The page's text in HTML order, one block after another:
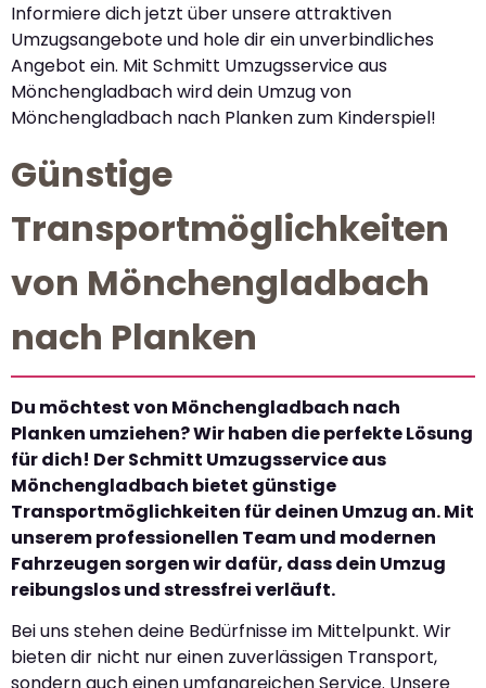
Informiere dich jetzt über unsere attraktiven
Umzugsangebote und hole dir ein unverbindliches
Angebot ein. Mit Schmitt Umzugsservice aus
Mönchengladbach wird dein Umzug von
Mönchengladbach nach Planken zum Kinderspiel!
Günstige
Transportmöglichkeiten
von Mönchengladbach
nach Planken
Du möchtest von Mönchengladbach nach
Planken umziehen? Wir haben die perfekte Lösung
für dich! Der Schmitt Umzugsservice aus
Mönchengladbach bietet günstige
Transportmöglichkeiten für deinen Umzug an. Mit
unserem professionellen Team und modernen
Fahrzeugen sorgen wir dafür, dass dein Umzug
reibungslos und stressfrei verläuft.
Bei uns stehen deine Bedürfnisse im Mittelpunkt. Wir
bieten dir nicht nur einen zuverlässigen Transport,